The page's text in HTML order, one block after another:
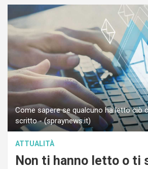
Come sapere se qualcuno ha letto ciò
scritto - (spraynews.it)
ATTUALITÀ
Non ti hanno letto o ti